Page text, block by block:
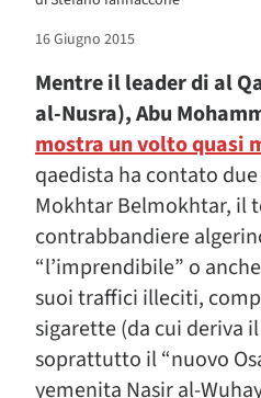
16 Giugno 2015
Mentre il leader di al
al-Nusra), Abu
mostra un volto quasi
qaedista ha contato
Mokhtar Belmokhtar, il
contrabbandiere
“l’imprendibile” o
suoi traffici illeciti,
sigarette (da cui deriva
soprattutto il “nuovo
yemenita Nasir al-